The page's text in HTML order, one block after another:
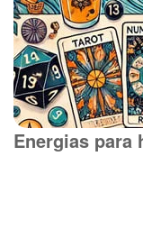
Energias para